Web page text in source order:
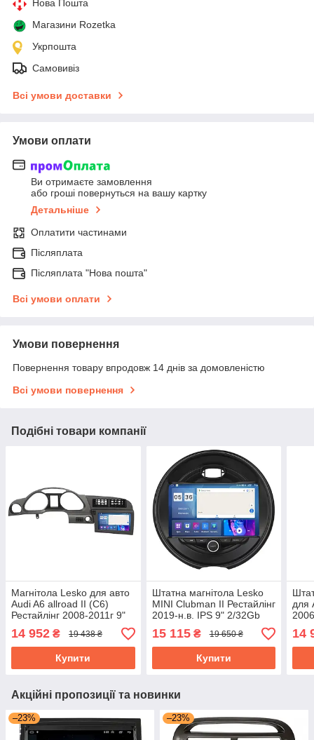
Нова Пошта
Магазини Rozetka
Укрпошта
Самовивіз
Всі умови доставки
Умови оплати
Ви отримаєте замовлення
або гроші повернуться на вашу картку
Детальніше
Оплатити частинами
Післяплата
Післяплата "Нова пошта"
Всі умови оплати
Умови повернення
Повернення товару впродовж 14 днів за домовленістю
Всі умови повернення
Подібні товари компанії
Магнітола Lesko для авто
Audi A6 allroad II (C6)
Рестайлінг 2008-2011г 9"
2/32Gb CarPlay 4G Wi-Fi
GPS Prime
14 952 ₴ 19 438 ₴
Купити
Штатна магнітола Lesko
MINI Clubman II Рестайлінг
2019-н.в. IPS 9" 2/32Gb
CarPlay 4G Wi-Fi GPS
Prime Клабмен
15 115₴ 19 650 ₴
Купити
для
2/
14
Акційні пропозиції та новинки
–23% –23%